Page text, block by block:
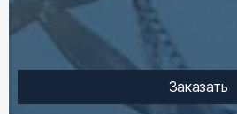
Заказать